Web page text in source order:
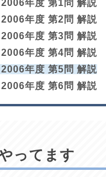
年度 第1問 解説
年度 第2問 解説
年度 第3問 解説
年度 第4問 解説
年度 第5問 解説
年度 第6問 解説
ってます